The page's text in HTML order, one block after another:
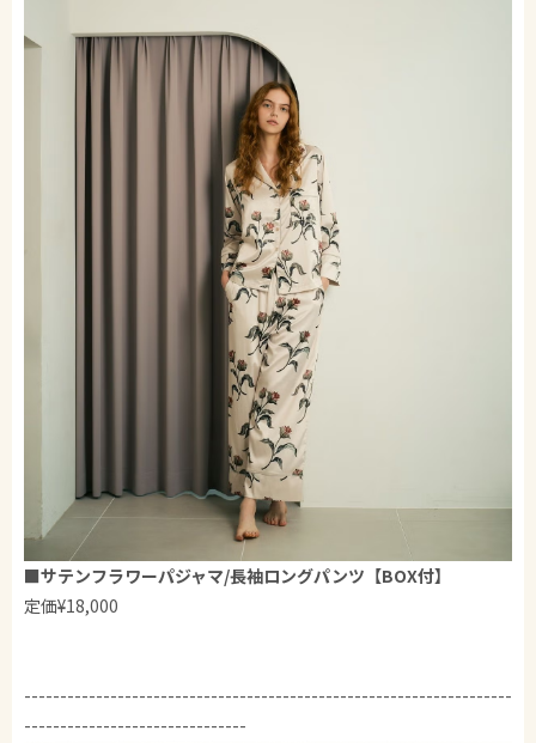
■サテンフラワーパジャマ/長袖ロングパンツ【BOX付】
定価¥18,000
--------------------------------------------------------------------
-------------------------------